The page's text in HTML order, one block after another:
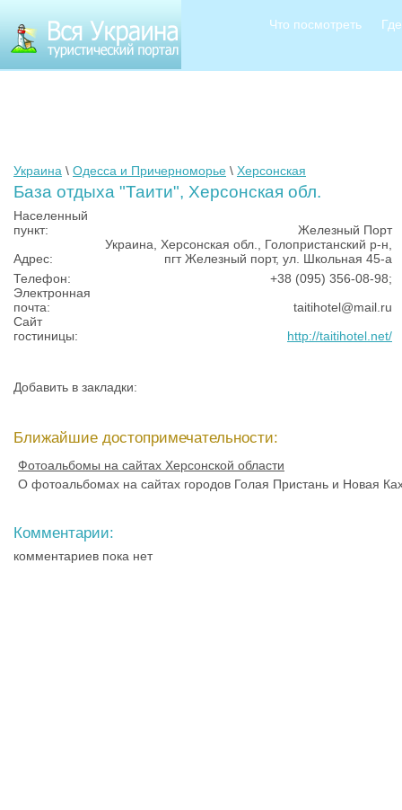
Что посмотреть
Украина \ Одесса и Причерноморье \ Херсонская
База отдыха "Таити", Херсонская обл.
Населенный
пункт:
Железный Порт
Адрес:
Украина, Херсонская обл., Голопристанский р-н,
пгт Железный порт, ул. Школьная 45-а
Телефон:
+38 (095) 356-08-98;
Электронная
почта:
taitihotel@mail.ru
Сайт
гостиницы:
http://taitihotel.net/
Добавить в закладки:
Ближайшие достопримечательности:
Фотоальбомы на сайтах Херсонской области
О фотоальбомах на сайтах городов Голая Пристань и Новая
Комментарии:
комментариев пока нет